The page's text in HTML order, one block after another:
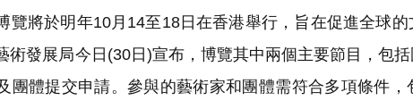
將於明年10月14至18日在香港舉行，旨在促進全球
術發展局今日(30日)宣布，博覽其中兩個主要節目，包
團體提交申請。參與的藝術家和團體需符合多項條件